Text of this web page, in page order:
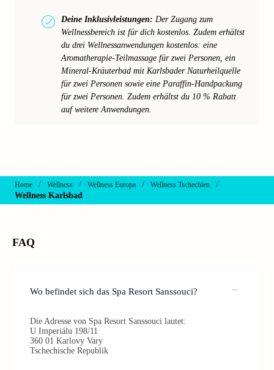
Deine Inklusivleistungen: Der Zugang zum
Wellnessbereich ist für dich kostenlos. Zudem erhältst
du drei Wellnessanwendungen kostenlos: eine
Aromatherapie-Teilmassage für zwei Personen, ein
Mineral-Kräuterbad mit Karlsbader Naturheilquelle
für zwei Personen sowie eine Paraffin-Handpackung
für zwei Personen. Zudem erhältst du 10 % Rabatt
auf weitere Anwendungen.
Home / Wellness / Wellness Europa / Wellness Tschechien
/
Wellness Karlsbad
FAQ
Wo befindet sich das Spa Resort Sanssouci?
Die Adresse von Spa Resort Sanssouci lautet:
U Imperiálu 198/11
360 01 Karlovy Vary
Tschechische Republik